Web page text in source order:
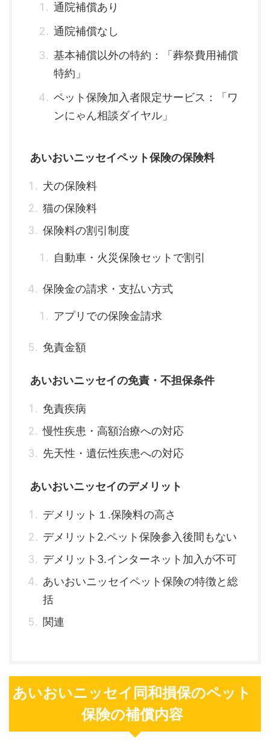
通院補償あり
通院補償なし
基本補償以外の特約：「葬祭費用補償
特約」
ペット保険加入者限定サービス：「ワ
ンにゃん相談ダイヤル」
あいおいニッセイペット保険の保険料
犬の保険料
猫の保険料
保険料の割引制度
自動車・火災保険セットで割引
保険金の請求・支払い方式
アプリでの保険金請求
免責金額
あいおいニッセイの免責・不担保条件
免責疾病
慢性疾患・高額治療への対応
先天性・遺伝性疾患への対応
あいおいニッセイのデメリット
デメリット１.保険料の高さ
デメリット2.ペット保険参入後間もない
デメリット3.インターネット加入が不可
あいおいニッセイペット保険の特徴と総
括
関連
あいおいニッセイ同和損保のペット
保険の補償内容